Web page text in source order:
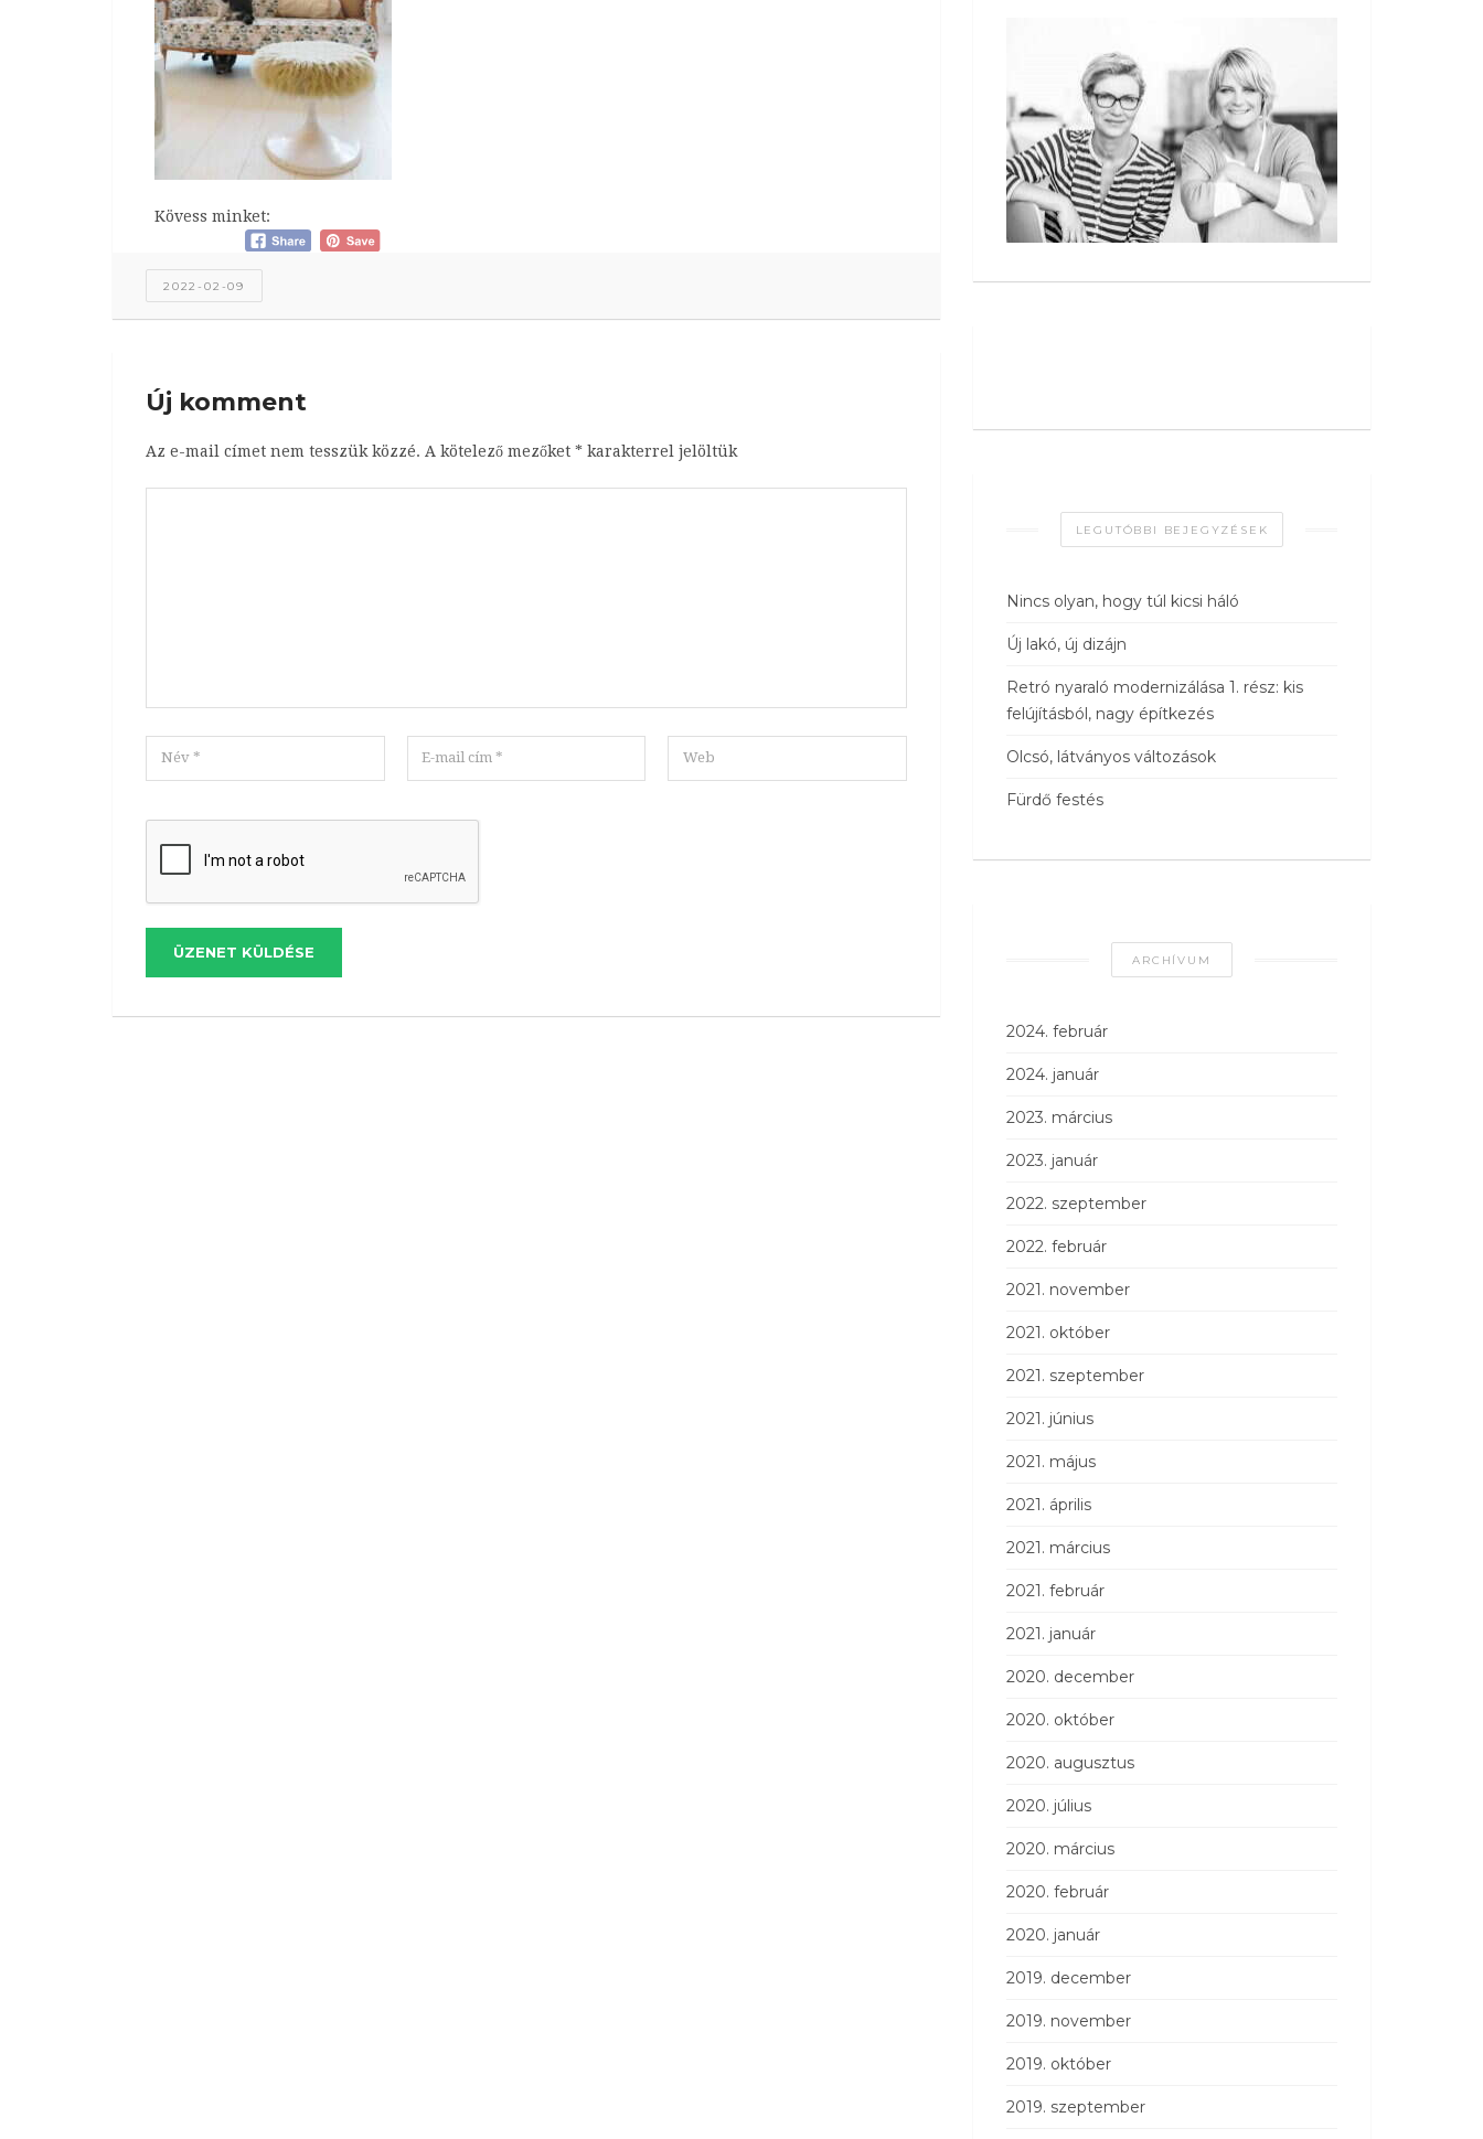
Kövess minket:
2022-02-09
Új komment
Az e-mail címet nem tesszük közzé. A kötelező mezőket * karakterrel jelöltük
ÜZENET KÜLDÉSE
LEGUTÓBBI BEJEGYZÉSEK
Nincs olyan, hogy túl kicsi háló
Új lakó, új dizájn
Retró nyaraló modernizálása 1. rész: kis
felújításból, nagy építkezés
Olcsó, látványos változások
Fürdő festés
ARCHÍVUM
2024. február
2024. január
2023. március
2023. január
2022. szeptember
2022. február
2021. november
2021. október
2021. szeptember
2021. június
2021. május
2021. április
2021. március
2021. február
2021. január
2020. december
2020. október
2020. augusztus
2020. július
2020. március
2020. február
2020. január
2019. december
2019. november
2019. október
2019. szeptember